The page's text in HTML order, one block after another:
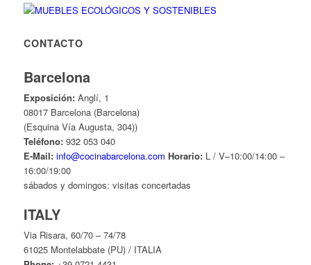
CONTACTO
Barcelona
Exposición:Anglí, 1
08017 Barcelona (Barcelona)
(Esquina Vía Augusta, 304))
Teléfono:932 053 040
E-Mail: info@cocinabarcelona.com Horario:L / V–10:00/14:00 –
16:00/19:00
sábados y domingos: visitas concertadas
ITALY
Via Risara, 60/70 – 74/78
61025 Montelabbate (PU) / ITALIA